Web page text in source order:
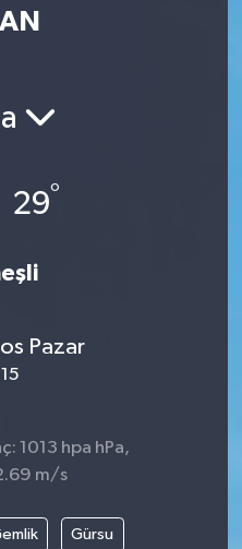
29°
Pazar
1013 hpa hPa,
m/s
Gürsu